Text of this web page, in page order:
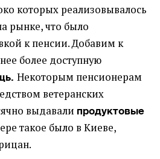
которых реализовывалось
рынке, что было
к пенсии. Добавим к
более доступную
Некоторым пенсионерам
ветеранских
выдавали продуктовые
такое было в Киеве,